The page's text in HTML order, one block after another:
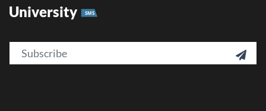
University SMS
Email 